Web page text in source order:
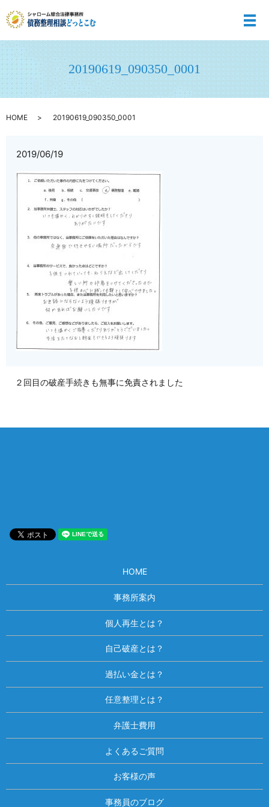
メ
20190619_090350_0001
HOME 20190619_090350_0001
2019/06/19
２回目の破産手続きも無事に免責されました
HOME
事務所案内
個人再生とは？
自己破産とは？
過払い金とは？
任意整理とは？
弁護士費用
よくあるご質問
お客様の声
事務員のブログ